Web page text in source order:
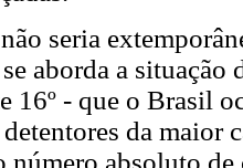
seria
aborda a
16º - que o Brasil
da maior
número absoluto